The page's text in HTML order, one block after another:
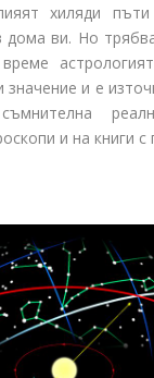
хиляди
дома ви. Но
значение и е
и на книги с